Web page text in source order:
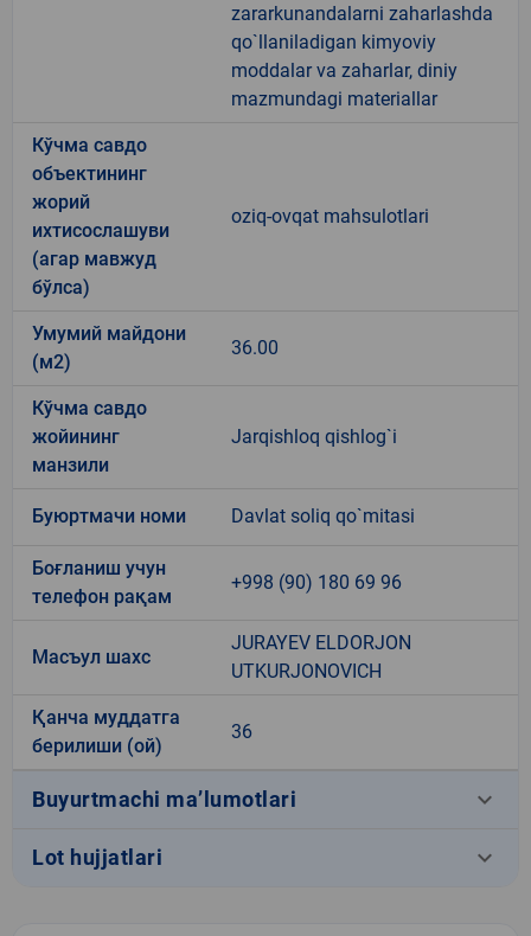
zararkunandalarni zaharlashda
qo`llaniladigan kimyoviy
moddalar va zaharlar, diniy
mazmundagi materiallar
Кўчма савдо
объектининг
жорий
ихтисослашуви
(агар мавжуд
бўлса)
oziq-ovqat mahsulotlari
Умумий майдони
(м2)
36.00
Кўчма савдо
жойининг
манзили
Jarqishloq qishlog`i
Буюртмачи номи Davlat soliq qo`mitasi
Боғланиш учун
телефон рақам
+998 (90) 180 69 96
Масъул шахс
JURAYEV ELDORJON
UTKURJONOVICH
Қанча муддатга
берилиши (ой)
36
Buyurtmachi ma’lumotlari keyboard_arrow_down
Lot hujjatlari keyboard_arrow_down